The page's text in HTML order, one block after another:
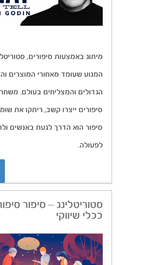
מיתוג באמצעות סיפורים,
המנוע שעומד מאחורי המוצרים
הגדולים והמצליחים בעולם.
סיפורים ייצרו קשב, ריתקו את
סיפור הוא הדרך לגעת באנשים
לפעולה.
סטוריטלינג – סיפור
ככלי שיווקי